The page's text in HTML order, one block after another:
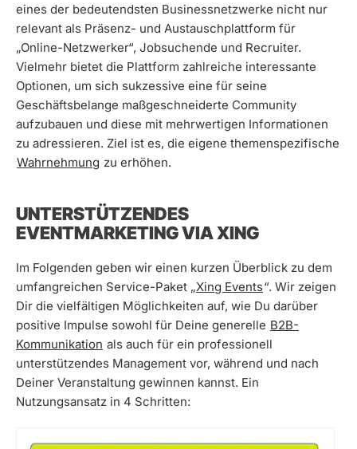
eines der bedeutendsten Businessnetzwerke nicht nur
relevant als Präsenz- und Austauschplattform für
„Online-Netzwerker“, Jobsuchende und Recruiter.
Vielmehr bietet die Plattform zahlreiche interessante
Optionen, um sich sukzessive eine für seine
Geschäftsbelange maßgeschneiderte Community
aufzubauen und diese mit mehrwertigen Informationen
zu adressieren. Ziel ist es, die eigene themenspezifische
Wahrnehmung zu erhöhen.
UNTERSTÜTZENDES
EVENTMARKETING VIA XING
Im Folgenden geben wir einen kurzen Überblick zu dem
umfangreichen Service-Paket „Xing Events“. Wir zeigen
Dir die vielfältigen Möglichkeiten auf, wie Du darüber
positive Impulse sowohl für Deine generelle B2B-
Kommunikation als auch für ein professionell
unterstützendes Management vor, während und nach
Deiner Veranstaltung gewinnen kannst. Ein
Nutzungsansatz in 4 Schritten: